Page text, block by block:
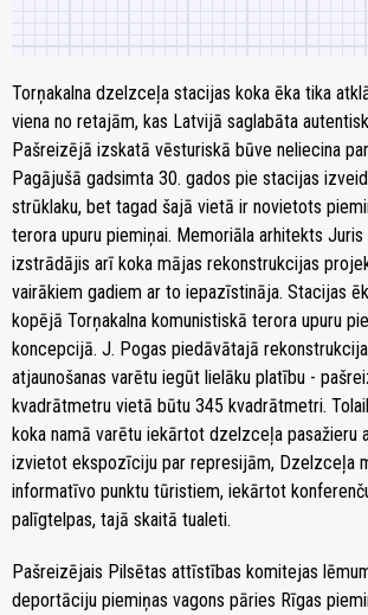
Torņakalna dzelzceļa stacijas koka ēka tika
viena no retajām, kas Latvijā saglabāta
Pašreizējā izskatā vēsturiskā būve neliecina
Pagājušā gadsimta 30. gados pie stacijas
strūklaku, bet tagad šajā vietā ir novietots
terora upuru piemiņai. Memoriāla arhitekts
izstrādājis arī koka mājas rekonstrukcijas
vairākiem gadiem ar to iepazīstināja. Stacijas
kopējā Torņakalna komunistiskā terora upuru
koncepcijā. J. Pogas piedāvātajā
atjaunošanas varētu iegūt lielāku platību -
kvadrātmetru vietā būtu 345 kvadrātmetri.
koka namā varētu iekārtot dzelzceļa pasažieru
izvietot ekspozīciju par represijām, Dzelzceļa
informatīvo punktu tūristiem, iekārtot
palīgtelpas, tajā skaitā tualeti.
Pašreizējais Pilsētas attīstības komitejas
deportāciju piemiņas vagons pāries Rīgas